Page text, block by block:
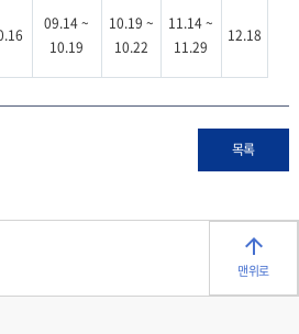
09.14 ~
10.19
10.19 ~
10.22
11.14 ~
11.29
12.18
목록
맨위로